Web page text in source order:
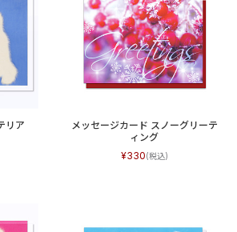
リア
メッセージカード スノーグリーテ
ィング
330